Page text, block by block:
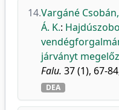
14.Vargáné
Á. K.:
járványt
Falu. 37 (1), 67-
DEA